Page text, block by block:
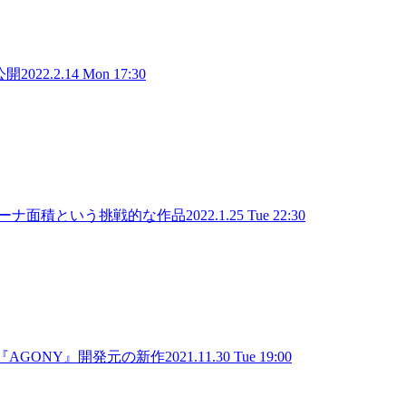
開2022.2.14 Mon 17:30
ナ面積という挑戦的な作品2022.1.25 Tue 22:30
AGONY』開発元の新作2021.11.30 Tue 19:00